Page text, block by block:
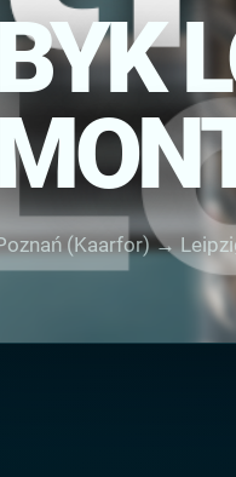
(Kaarfor) →